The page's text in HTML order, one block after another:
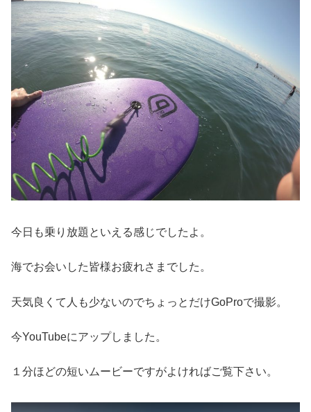
今日も乗り放題といえる感じでしたよ。
海でお会いした皆様お疲れさまでした。
天気良くて人も少ないのでちょっとだけGoProで撮影。
今YouTubeにアップしました。
１分ほどの短いムービーですがよければご覧下さい。